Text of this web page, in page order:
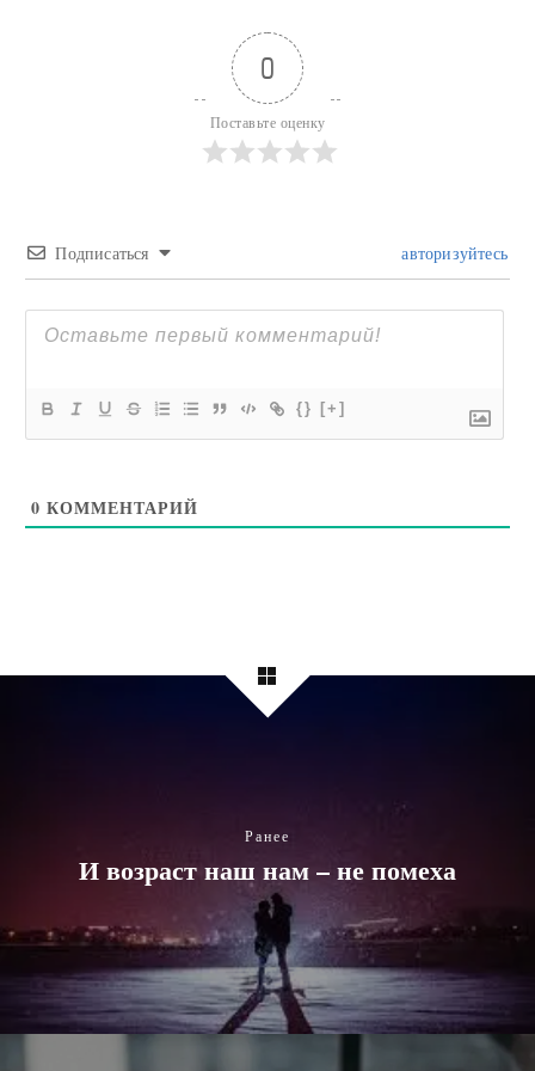
0
Поставьте оценку
Подписаться авторизуйтесь
{} [+]
0 КОММЕНТАРИЙ
Ранее
И возраст наш нам – не помеха